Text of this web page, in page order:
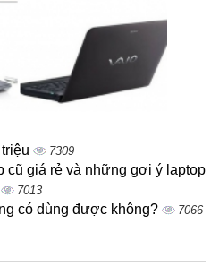
7309
cũ giá rẻ và những gợi ý laptop
7013
có dùng được không? 7066